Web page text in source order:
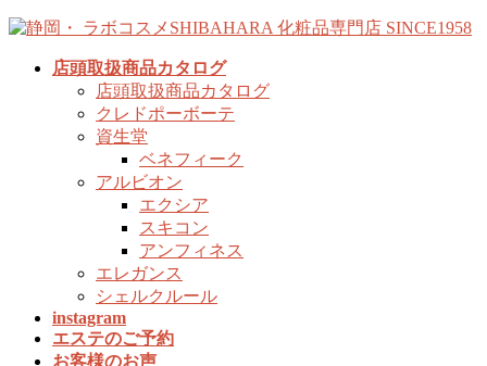
コ
ナ
店頭取扱商品カタログ
店頭取扱商品カタログ
クレドポーボーテ
資生堂
ベネフィーク
アルビオン
エクシア
スキコン
アンフィネス
エレガンス
シェルクルール
instagram
エステのご予約
お客様のお声